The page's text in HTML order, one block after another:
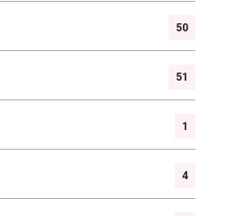
50
51
1
4